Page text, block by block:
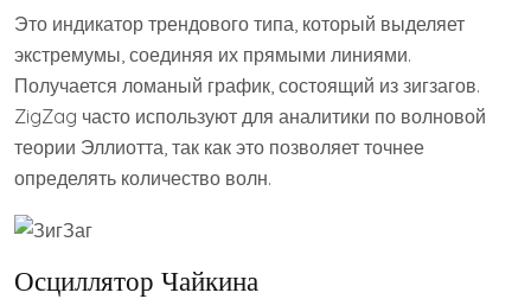
Это индикатор трендового типа, который выделяет
экстремумы, соединяя их прямыми линиями.
Получается ломаный график, состоящий из зигзагов.
ZigZag часто используют для аналитики по волновой
теории Эллиотта, так как это позволяет точнее
определять количество волн.
Осциллятор Чайкина